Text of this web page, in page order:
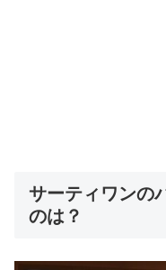
サーティワンの
のは？